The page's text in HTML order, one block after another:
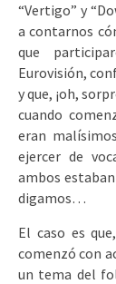
“Vertigo” y
a contarnos
que
Eurovisión,
y que, ¡oh,
cuando
eran
ejercer de
ambos
digamos…
El caso es
comenzó con
un tema del